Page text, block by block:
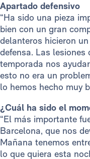
Apartado defensivo
“Ha sido una pieza
bien con un gran
delanteros hicieron
defensa. Las
temporada nos
esto no era un
lo hemos hecho muy
¿Cuál ha sido el
“El más importante
Barcelona, que nos
Mañana tenemos
lo que quiera esta